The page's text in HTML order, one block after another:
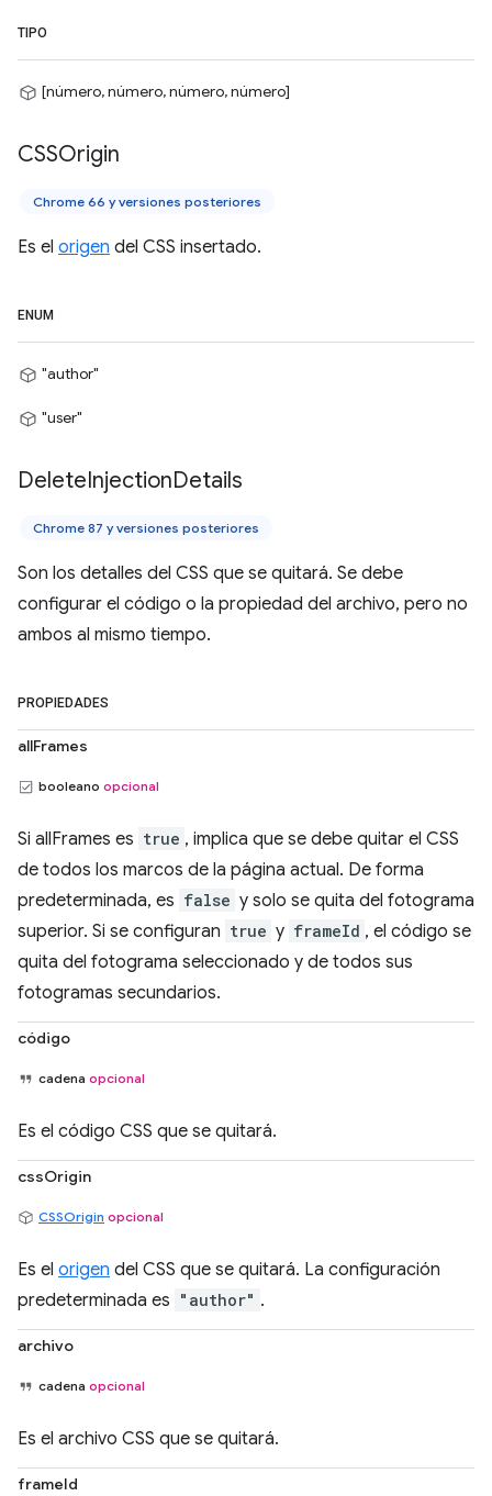
TIPO
[número, número, número, número]
CSSOrigin
Chrome 66 y versiones posteriores
Es el origen del CSS insertado.
ENUM
"author"
"user"
DeleteInjectionDetails
Chrome 87 y versiones posteriores
Son los detalles del CSS que se quitará. Se debe
configurar el código o la propiedad del archivo, pero no
ambos al mismo tiempo.
PROPIEDADES
allFrames
booleano opcional
Si allFrames es true , implica que se debe quitar el CSS
de todos los marcos de la página actual. De forma
predeterminada, es false y solo se quita del fotograma
superior. Si se configuran true y frameId , el código se
quita del fotograma seleccionado y de todos sus
fotogramas secundarios.
código
cadena opcional
Es el código CSS que se quitará.
cssOrigin
CSSOrigin opcional
Es el origen del CSS que se quitará. La configuración
predeterminada es "author" .
archivo
cadena opcional
Es el archivo CSS que se quitará.
frameId